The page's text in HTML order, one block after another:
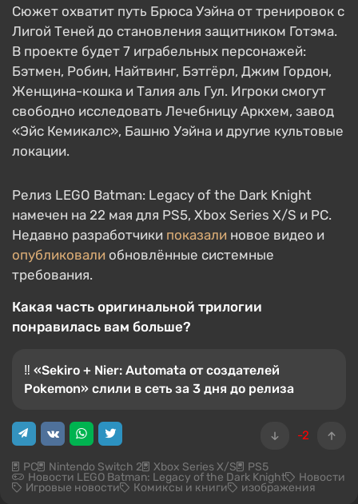
Сюжет охватит путь Брюса Уэйна от тренировок с
Лигой Теней до становления защитником Готэма.
В проекте будет 7 играбельных персонажей:
Бэтмен, Робин, Найтвинг, Бэтгёрл, Джим Гордон,
Женщина-кошка и Талия аль Гул. Игроки смогут
свободно исследовать Лечебницу Аркхем, завод
«Эйс Кемикалс», Башню Уэйна и другие культовые
локации.
Релиз LEGO Batman: Legacy of the Dark Knight
намечен на 22 мая для PS5, Xbox Series X/S и PC.
Недавно разработчики показали новое видео и
опубликовали обновлённые системные
требования.
Какая часть оригинальной трилогии
понравилась вам больше?
‼️ «Sekiro + Nier: Automata от создателей
Pokemon» слили в сеть за 3 дня до релиза
-2
PC Nintendo Switch 2 Xbox Series X/S PS5
Новости LEGO Batman: Legacy of the Dark Knight Новости
Игровые новости Комиксы и книги изображения